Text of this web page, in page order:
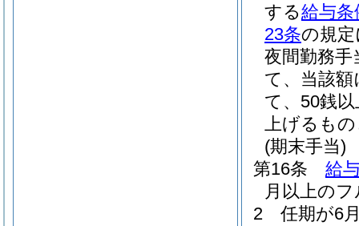
する給与条
23条の規
夜間勤務
て、当該
て、50銭
上げるも
(期末手当)
第16条
給
月以上の
2
任期が6